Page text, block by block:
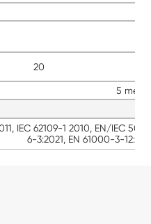
20
5 metų
IEC 62109-1 2010, EN/IEC
6-3:2021, EN 61000-3-